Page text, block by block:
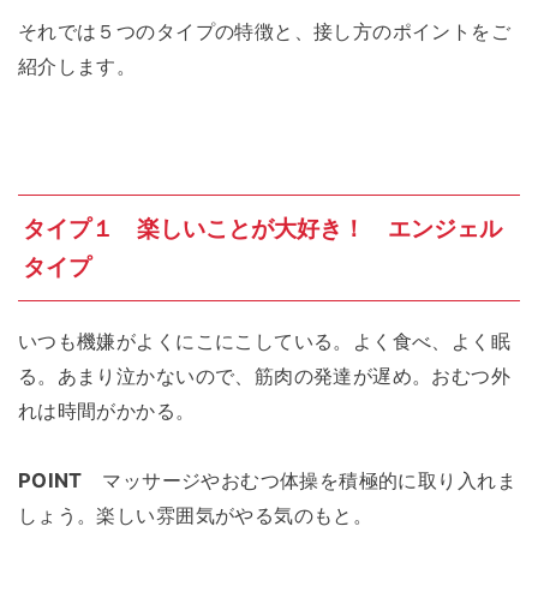
それでは５つのタイプの特徴と、接し方のポイントをご
紹介します。
タイプ１ 楽しいことが大好き！ エンジェル
タイプ
いつも機嫌がよくにこにこしている。よく食べ、よく眠
る。あまり泣かないので、筋肉の発達が遅め。おむつ外
れは時間がかかる。
POINT マッサージやおむつ体操を積極的に取り入れま
しょう。楽しい雰囲気がやる気のもと。